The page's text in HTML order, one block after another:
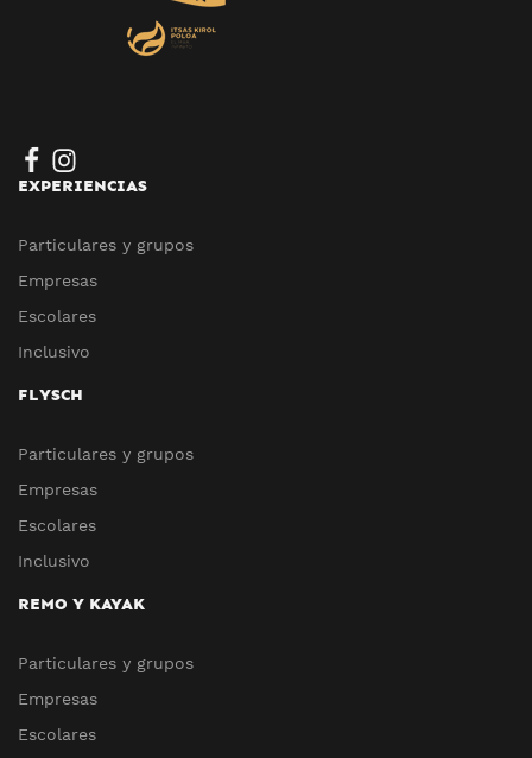
EXPERIENCIAS
Particulares y grupos
Empresas
Escolares
Inclusivo
FLYSCH
Particulares y grupos
Empresas
Escolares
Inclusivo
REMO Y KAYAK
Particulares y grupos
Empresas
Escolares